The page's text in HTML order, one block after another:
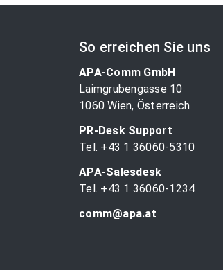
So erreichen Sie uns
APA-Comm GmbH
Laimgrubengasse 10
1060 Wien, Österreich
PR-Desk Support
Tel. +43 1 36060-5310
APA-Salesdesk
Tel. +43 1 36060-1234
comm@apa.at